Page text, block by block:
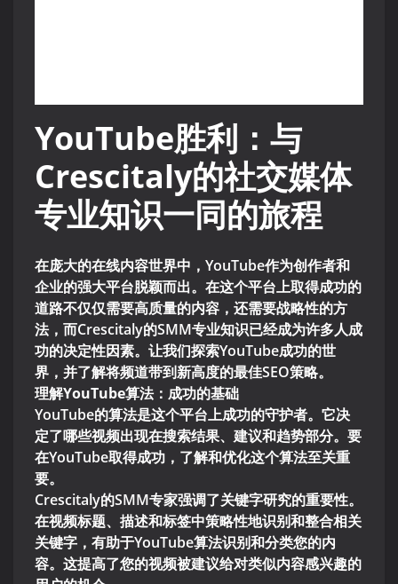
YouTube胜利：与
Crescitaly的社交媒体
专业知识一同的旅程
在庞大的在线内容世界中，YouTube作为创作者和
企业的强大平台脱颖而出。在这个平台上取得成功的
道路不仅仅需要高质量的内容，还需要战略性的方
法，而Crescitaly的SMM专业知识已经成为许多人成
功的决定性因素。让我们探索YouTube成功的世
界，并了解将频道带到新高度的最佳SEO策略。
理解YouTube算法：成功的基础
YouTube的算法是这个平台上成功的守护者。它决
定了哪些视频出现在搜索结果、建议和趋势部分。要
在YouTube取得成功，了解和优化这个算法至关重
要。
Crescitaly的SMM专家强调了关键字研究的重要性。
在视频标题、描述和标签中策略性地识别和整合相关
关键字，有助于YouTube算法识别和分类您的内
容。这提高了您的视频被建议给对类似内容感兴趣的